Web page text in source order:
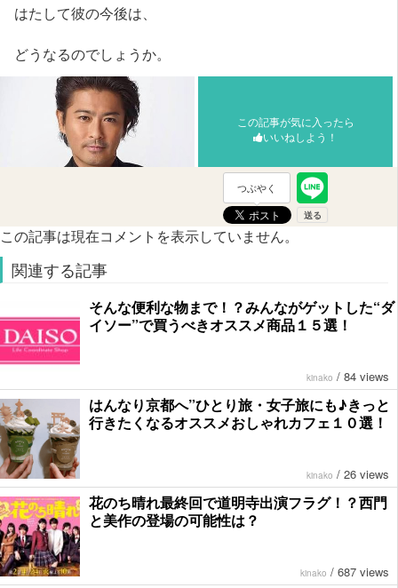
はたして彼の今後は、
どうなるのでしょうか。
この記事が気に入ったら
いいねしよう！
つぶやく
この記事は現在コメントを表示していません。
関連する記事
そんな便利な物まで！？みんながゲットした“ダ
イソー”で買うべきオススメ商品１５選！
kinako / 84 views
はんなり京都へ”ひとり旅・女子旅にも♪きっと
行きたくなるオススメおしゃれカフェ１０選！
kinako / 26 views
花のち晴れ最終回で道明寺出演フラグ！？西門
と美作の登場の可能性は？
kinako / 687 views